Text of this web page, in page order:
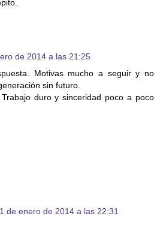
de 2014 a las 21:25
Motivas mucho a seguir y no
sin futuro.
duro y sinceridad poco a poco
de enero de 2014 a las 22:31